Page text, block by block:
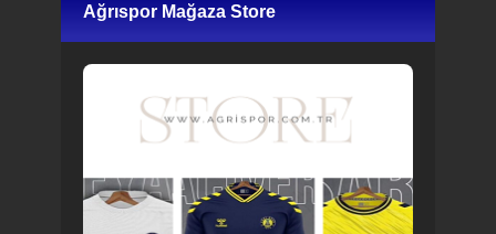
Ağrıspor Mağaza Store